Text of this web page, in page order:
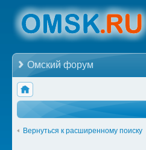
Омский форум
Вернуться к расширенному поиску